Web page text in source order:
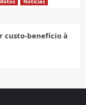
custo-benefício à